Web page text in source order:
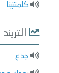
كلمنتينا
جدع